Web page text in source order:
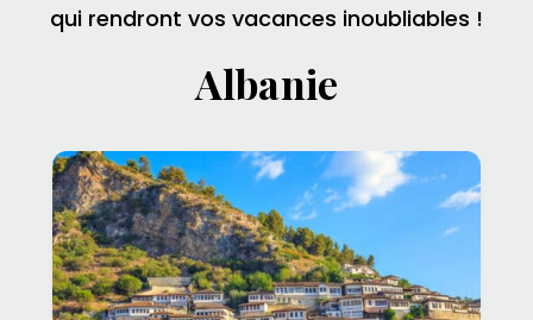
qui rendront vos vacances inoubliables !
Albanie